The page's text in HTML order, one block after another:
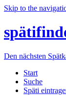
Skip to the
späti
Den nächsten
Start
Suche
Späti